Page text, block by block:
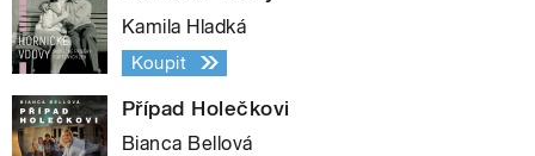
Kamila Hladká
Koupit
Případ Holečkovi
Bianca Bellová